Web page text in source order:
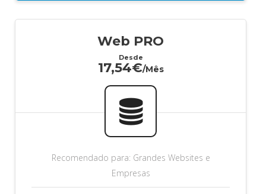
Web PRO
Desde
17,54€/Mês
Recomendado para: Grandes Websites e
Empresas